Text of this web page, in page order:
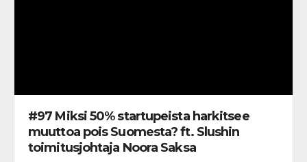
#97 Miksi 50% startupeista harkitsee
muuttoa pois Suomesta? ft. Slushin
toimitusjohtaja Noora Saksa